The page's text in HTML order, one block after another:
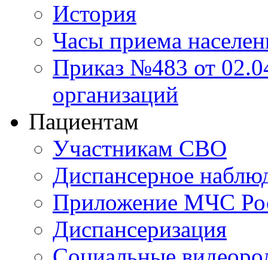
История
Часы приема
Приказ №483 от
организаций
Пациентам
Участникам СВО
Диспансерное
Приложение МЧС
Диспансеризация